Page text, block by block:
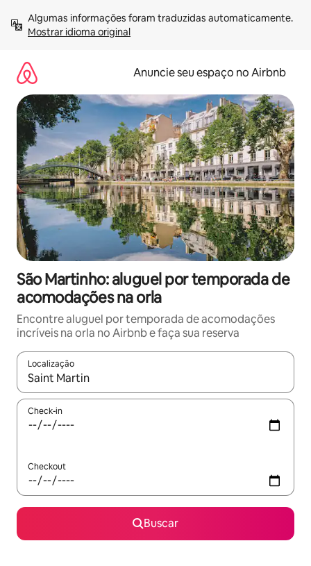
para
Mostrar idioma original
Anuncie seu espaço no Airbnb
São Martinho: aluguel por temporada de
acomodações na orla
Encontre aluguel por temporada de acomodações
incríveis na orla no Airbnb e faça sua reserva
Localização
Quando os resultados estiverem disponíveis, explore-os
Check-in
Checkout
Buscar